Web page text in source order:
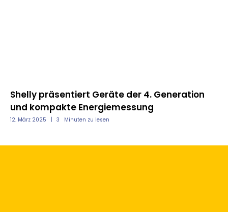
Shelly präsentiert Geräte der 4. Generation
und kompakte Energiemessung
12. März 2025 3 Minuten zu lesen